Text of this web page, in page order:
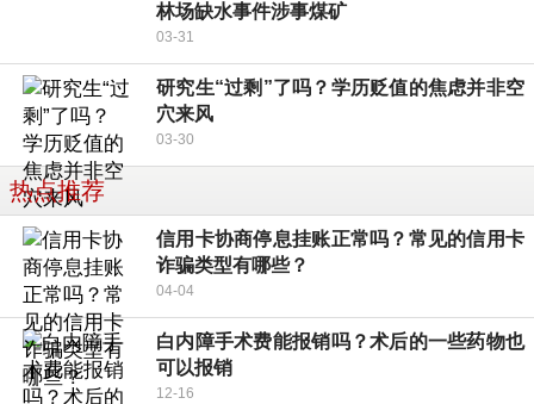
林场缺水事件涉事煤矿
03-31
研究生“过剩”了吗？学历贬值的焦虑并非空
穴来风
03-30
热点推荐
信用卡协商停息挂账正常吗？常见的信用卡
诈骗类型有哪些？
04-04
白内障手术费能报销吗？术后的一些药物也
可以报销
12-16